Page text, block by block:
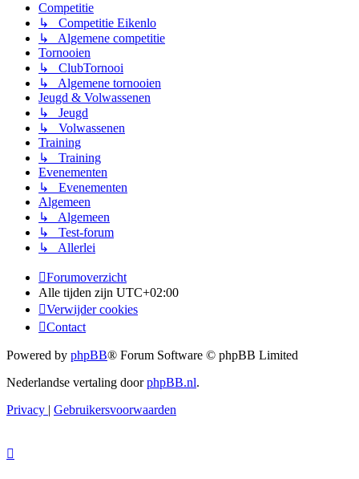
Competitie
↳ Competitie Eikenlo
↳ Algemene competitie
Tornooien
↳ ClubTornooi
↳ Algemene tornooien
Jeugd & Volwassenen
↳ Jeugd
↳ Volwassenen
Training
↳ Training
Evenementen
↳ Evenementen
Algemeen
↳ Algemeen
↳ Test-forum
↳ Allerlei
Forumoverzicht
Alle tijden zijn UTC+02:00
Verwijder cookies
Contact
Powered by phpBB® Forum Software © phpBB Limited
Nederlandse vertaling doorphpBB.nl.
Privacy | Gebruikersvoorwaarden